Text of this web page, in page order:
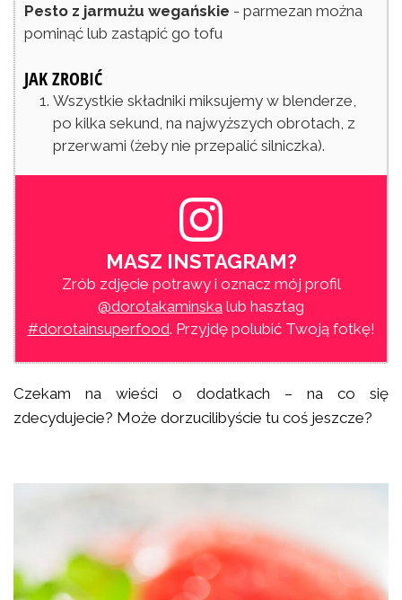
Pesto z jarmużu wegańskie - parmezan można
pominąć lub zastąpić go tofu
JAK ZROBIĆ
Wszystkie składniki miksujemy w blenderze,
po kilka sekund, na najwyższych obrotach, z
przerwami (żeby nie przepalić silniczka).
MASZ INSTAGRAM?
Zrób zdjęcie potrawy i oznacz mój profil
@dorotakaminska lub hasztag
#dorotainsuperfood. Przyjdę polubić Twoją fotkę!
Czekam na wieści o dodatkach – na co się
zdecydujecie? Może dorzucilibyście tu coś jeszcze?